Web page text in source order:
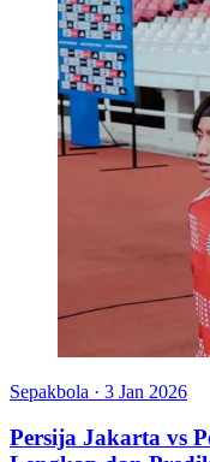
Sepakbola · 3 Jan 2026
Persija Jakarta vs